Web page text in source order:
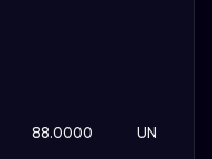
88.0000 UN